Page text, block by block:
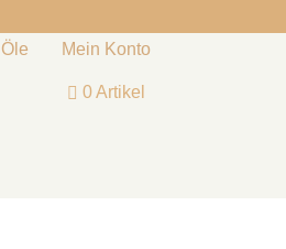
Öle Mein Konto
0 Artikel